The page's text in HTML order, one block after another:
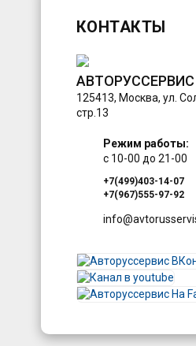
КОНТАКТЫ
АВТОРУССЕРВИС
125413, Москва, ул.
стр.13
Режим работы:
с 10-00 до 21-00
+7(499)403-14-07
+7(967)555-97-92